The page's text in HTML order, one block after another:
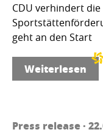
CDU verhindert
geht an den Start
Weiterlesen
Press release ·